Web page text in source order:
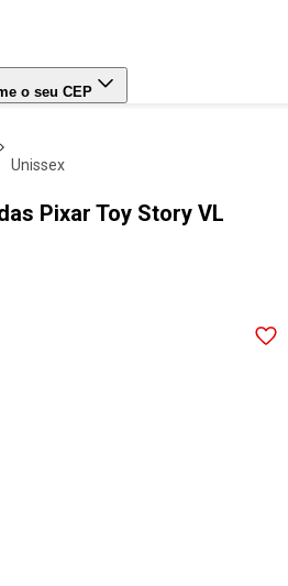
o seu CEP
unissex
Pixar Toy Story VL